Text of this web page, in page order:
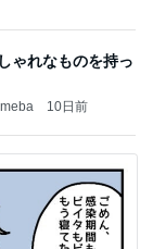
ゃれなものを持っ
10日前